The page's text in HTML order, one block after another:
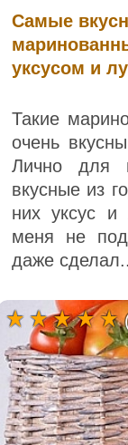
Самые
уксусом и
Такие
очень
Лично для
вкусные из
них уксус и
меня не
даже